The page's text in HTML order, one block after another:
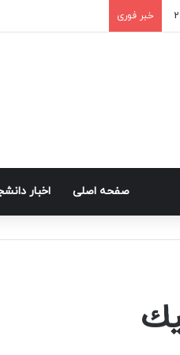
خبر فوری
صفحه اصلی اخبار